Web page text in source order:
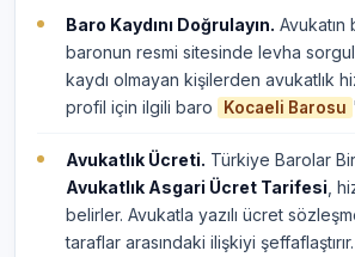
Baro Kaydını Doğrulayın. Avukatın
baronun resmi sitesinde levha
kaydı olmayan kişilerden avukatlık
profil için ilgili baro
Kocaeli Barosu
Avukatlık Ücreti. Türkiye Barolar
Avukatlık Asgari Ücret Tarifesi ,
belirler. Avukatla yazılı ücret
taraflar arasındaki ilişkiyi şeffaflaştırır.